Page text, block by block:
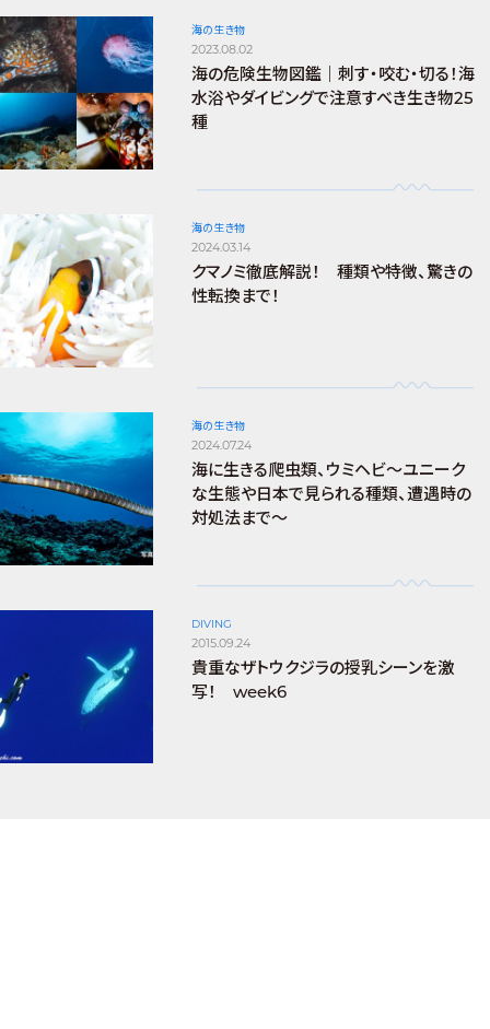
海の生き物
2023.08.02
海の危険生物図鑑｜刺す・咬む・切る！海
水浴やダイビングで注意すべき生き物25
種
海の生き物
2024.03.14
クマノミ徹底解説！ 種類や特徴、驚きの
性転換まで！
海の生き物
2024.07.24
海に生きる爬虫類、ウミヘビ～ユニーク
な生態や日本で見られる種類、遭遇時の
対処法まで～
DIVING
2015.09.24
貴重なザトウクジラの授乳シーンを激
写！ week6